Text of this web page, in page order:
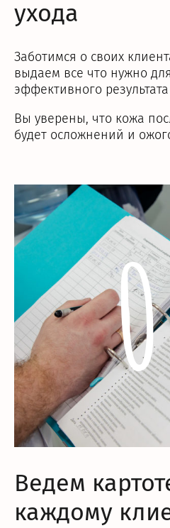
ухода
Заботимся о своих
выдаем все что нужно
эффективного результата
Вы уверены, что кожа
будет осложнений и
Ведем
каждому